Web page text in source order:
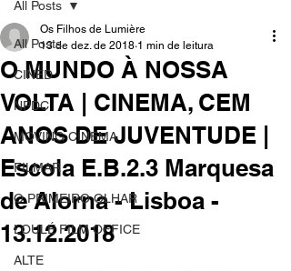
All Posts
CINED
NPDC
MOVING CINEMA
FILMAR
O PRIMEIRO OLHAR
LOULÉ FILM OFFICE
ALTE
All Posts
O MUNDO À NOSSA
VOLTA | CINEMA, CEM
ANOS DE JUVENTUDE |
Escola E.B.2.3 Marquesa
de Alorna - Lisboa -
13.12.2018
Os Filhos de Lumière
13 de dez. de 2018 1 min de leitura